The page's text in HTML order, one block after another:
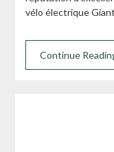
vélo électrique
Continue